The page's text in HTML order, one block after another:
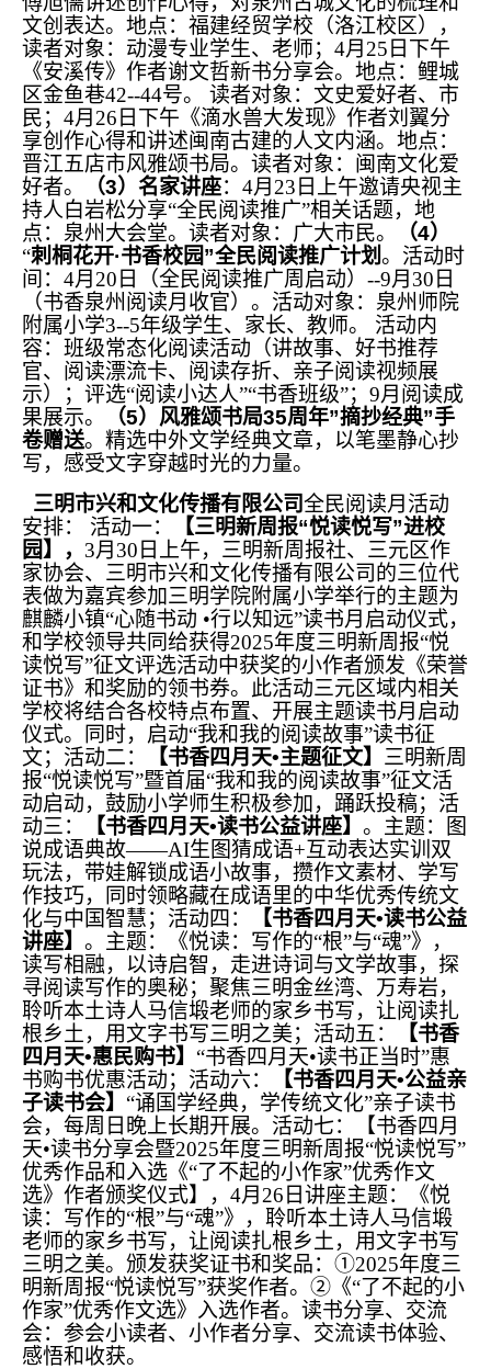
文创表达。地点：福建经贸学校（洛江校区），
读者对象：动漫专业学生、老师；4月25日下午
《安溪传》作者谢文哲新书分享会。地点：鲤城
区金鱼巷42--44号。 读者对象：文史爱好者、市
民；4月26日下午《滴水兽大发现》作者刘翼分
享创作心得和讲述闽南古建的人文内涵。地点：
晋江五店市风雅颂书局。读者对象：闽南文化爱
好者。
（3）名家讲座：4月23日上午邀请央视主
持人白岩松分享“全民阅读推广”相关话题，地
点：泉州大会堂。读者对象：广大市民。
（4）
“刺桐花开·书香校园”全民阅读推广计划。活动时
间：4月20日（全民阅读推广周启动）--9月30日
（书香泉州阅读月收官）。活动对象：泉州师院
附属小学3--5年级学生、家长、教师。 活动内
容：班级常态化阅读活动（讲故事、好书推荐
官、阅读漂流卡、阅读存折、亲子阅读视频展
示）；评选“阅读小达人”“书香班级”；9月阅读成
果展示。
（5）风雅颂书局35周年”摘抄经典”手
卷赠送。精选中外文学经典文章，以笔墨静心抄
写，感受文字穿越时光的力量。
三明市兴和文化传播有限公司 全民阅读月活动
安排： 活动一：
【三明新周报“悦读悦写”进校
园】， 3月30日上午，三明新周报社、三元区作
家协会、三明市兴和文化传播有限公司的三位代
表做为嘉宾参加三明学院附属小学举行的主题为
麒麟小镇“心随书动 •行以知远”读书月启动仪式，
和学校领导共同给获得2025年度三明新周报“悦
读悦写”征文评选活动中获奖的小作者颁发《荣誉
证书》和奖励的领书券。此活动三元区域内相关
学校将结合各校特点布置、开展主题读书月启动
仪式。同时，启动“我和我的阅读故事”读书征
文；活动二：
【书香四月天•主题征文】 三明新周
报“悦读悦写”暨首届“我和我的阅读故事”征文活
动启动，鼓励小学师生积极参加，踊跃投稿；活
动三：
【书香四月天•读书公益讲座】 。主题：图
说成语典故——AI生图猜成语+互动表达实训双
玩法，带娃解锁成语小故事，攒作文素材、学写
作技巧，同时领略藏在成语里的中华优秀传统文
化与中国智慧；活动四：
【书香四月天•读书公益
讲座】 。主题：《悦读：写作的“根”与“魂”》，
读写相融，以诗启智，走进诗词与文学故事，探
寻阅读写作的奥秘；聚焦三明金丝湾、万寿岩，
聆听本土诗人马信塅老师的家乡书写，让阅读扎
根乡土，用文字书写三明之美；活动五：
【书香
四月天•惠民购书】 “书香四月天•读书正当时”惠
书购书优惠活动；活动六：
【书香四月天•公益亲
子读书会】 “诵国学经典，学传统文化”亲子读书
会，每周日晚上长期开展。活动七：【书香四月
天•读书分享会暨2025年度三明新周报“悦读悦写”
优秀作品和入选《“了不起的小作家”优秀作文
选》作者颁奖仪式】，4月26日讲座主题：《悦
读：写作的“根”与“魂”》，聆听本土诗人马信塅
老师的家乡书写，让阅读扎根乡土，用文字书写
三明之美。颁发获奖证书和奖品：①2025年度三
明新周报“悦读悦写”获奖作者。②《“了不起的小
作家”优秀作文选》入选作者。读书分享、交流
会：参会小读者、小作者分享、交流读书体验、
感悟和收获。